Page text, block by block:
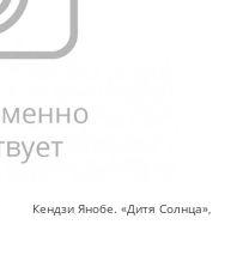
Кендзи Янобе. «Дитя Солнца»,